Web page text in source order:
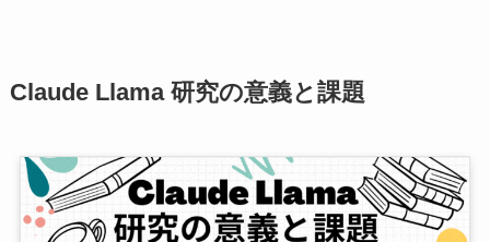
Claude Llama 研究の意義と課題